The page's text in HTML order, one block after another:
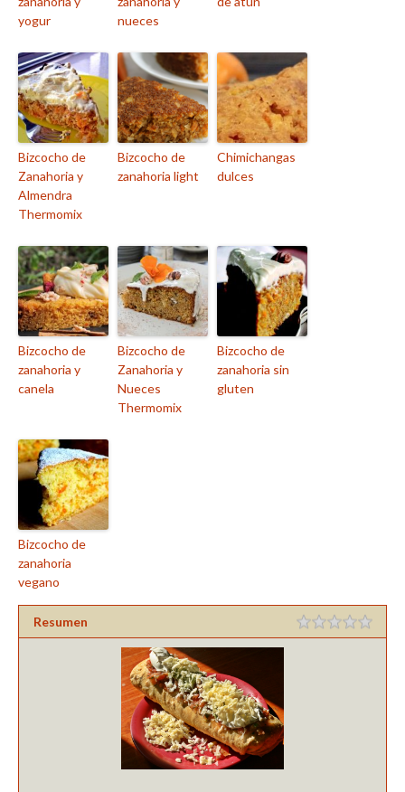
yogur
nueces
Bizcocho de
Zanahoria y
Almendra
Thermomix
Bizcocho de
zanahoria light
Chimichangas
dulces
Bizcocho de
zanahoria y
canela
Bizcocho de
Zanahoria y
Nueces
Thermomix
Bizcocho de
zanahoria sin
gluten
Bizcocho de
zanahoria
vegano
Resumen